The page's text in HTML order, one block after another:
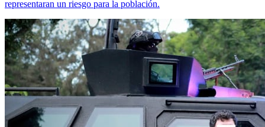
representaran un riesgo para la población.